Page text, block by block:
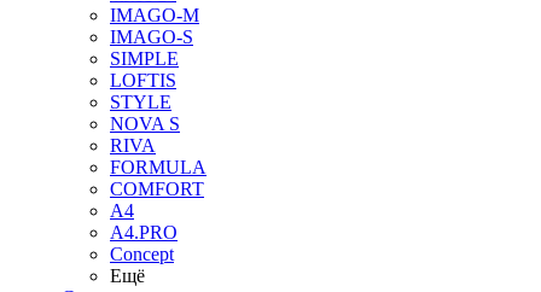
IMAGO-M
IMAGO-S
SIMPLE
LOFTIS
STYLE
NOVA S
RIVA
FORMULA
COMFORT
A4
A4.PRO
Concept
Ещё